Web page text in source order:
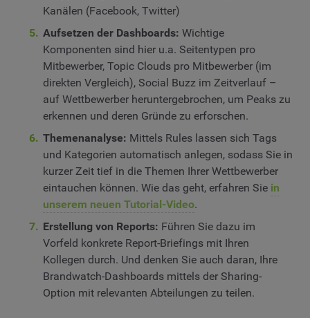
Kanälen (Facebook, Twitter)
Aufsetzen der Dashboards: Wichtige
Komponenten sind hier u.a. Seitentypen pro
Mitbewerber, Topic Clouds pro Mitbewerber (im
direkten Vergleich), Social Buzz im Zeitverlauf –
auf Wettbewerber heruntergebrochen, um Peaks zu
erkennen und deren Gründe zu erforschen.
Themenanalyse: Mittels Rules lassen sich Tags
und Kategorien automatisch anlegen, sodass Sie in
kurzer Zeit tief in die Themen Ihrer Wettbewerber
eintauchen können. Wie das geht, erfahren Sie in
unserem neuen Tutorial-Video.
Erstellung von Reports: Führen Sie dazu im
Vorfeld konkrete Report-Briefings mit Ihren
Kollegen durch. Und denken Sie auch daran, Ihre
Brandwatch-Dashboards mittels der Sharing-
Option mit relevanten Abteilungen zu teilen.